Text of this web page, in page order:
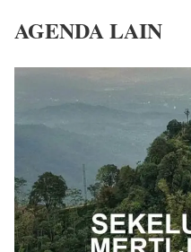
AGENDA LAIN